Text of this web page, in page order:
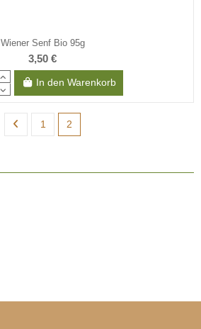
Wiener Senf Bio 95g
3,50 €
In den Warenkorb
1 2